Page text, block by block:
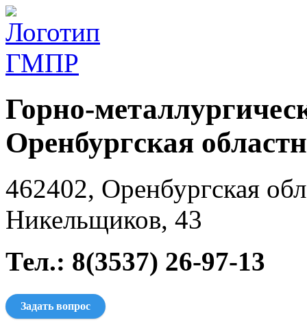
Горно-
Оренбургская
462402, Оренбургская
Никельщиков, 43
Тел.: 8(3537) 26-97-13
Задать вопрос